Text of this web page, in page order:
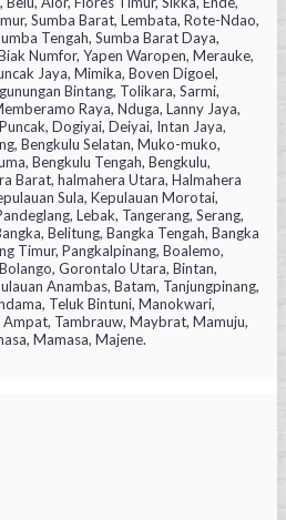
Sumba Barat, Lembata, Rote-Ndao,
Tengah, Sumba Barat Daya,
Numfor, Yapen Waropen, Merauke,
Jaya, Mimika, Boven Digoel,
Bintang, Tolikara, Sarmi,
Raya, Nduga, Lanny Jaya,
Dogiyai, Deiyai, Intan Jaya,
Bengkulu Selatan, Muko-muko,
Bengkulu Tengah, Bengkulu,
Barat, halmahera Utara, Halmahera
Sula, Kepulauan Morotai,
Lebak, Tangerang, Serang,
Belitung, Bangka Tengah, Bangka
Timur, Pangkalpinang, Boalemo,
Gorontalo Utara, Bintan,
Anambas, Batam, Tanjungpinang,
Teluk Bintuni, Manokwari,
Ampat, Tambrauw, Maybrat, Mamuju,
Mamasa, Majene.